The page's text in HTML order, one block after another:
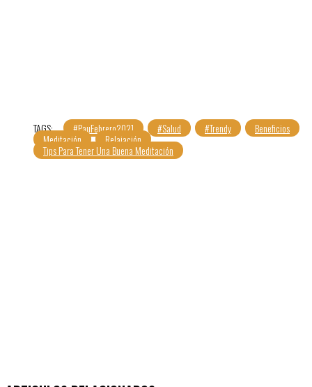
TAGS: #PauFebrero2021 #Salud #Trendy Beneficios
Meditación Relajación
Tips Para Tener Una Buena Meditación